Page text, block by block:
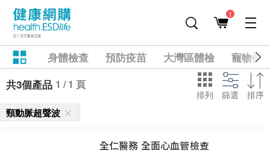
1
身體檢查 預防疫苗 大灣區體檢
寵物健
共3個產品 1 / 1 頁
排列 篩選 排序
頸動脈超聲波
全仁醫務 全面心血管檢查